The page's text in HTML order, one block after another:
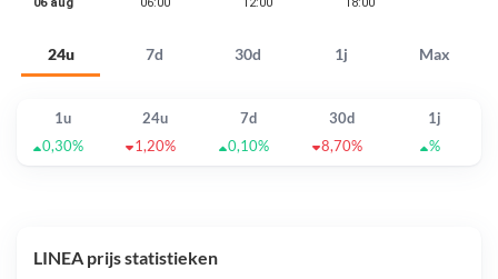
24u 7d 30d 1j Max
1u 24u 7d 30d
1j
0,30%
1,20% 0,10% 8,70% %
LINEA prijs statistieken